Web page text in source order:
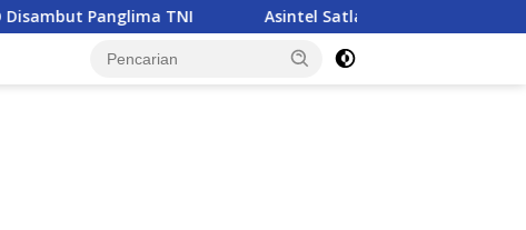
Asintel Satlap Tricakti Beri Penjelasan Terkait